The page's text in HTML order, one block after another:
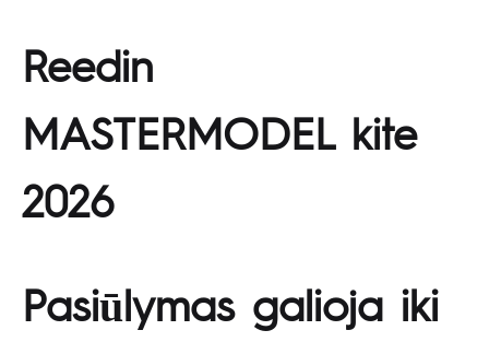
Reedin
MASTERMODEL kite
2026
Pasiūlymas galioja iki